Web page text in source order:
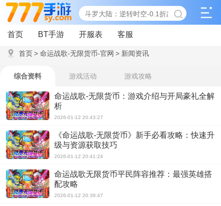
首页 BT手游 开服表 客服
首页> 命运战歌-无限货币-官网 > 新闻资讯
综合资料 游戏活动 游戏攻略
命运战歌-无限货币：游戏介绍与开局豪礼全解
析
2026-01-12 20:43:27
《命运战歌-无限货币》新手必看攻略：快速升
级与资源获取技巧
2026-01-12 20:41:24
命运战歌无限货币平民阵容推荐：最强英雄搭
配攻略
2026-01-12 20:39:47